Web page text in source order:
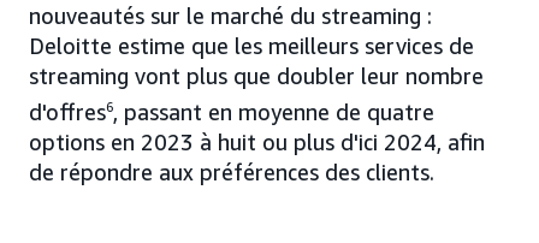
nouveautés sur le marché du streaming :
Deloitte estime que les meilleurs services de
streaming vont plus que doubler leur nombre
d'offres6, passant en moyenne de quatre
options en 2023 à huit ou plus d'ici 2024, afin
de répondre aux préférences des clients.